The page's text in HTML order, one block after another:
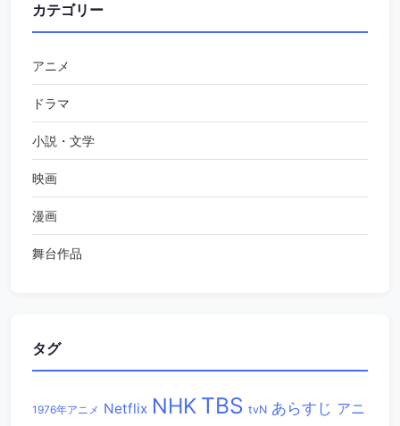
カテゴリー
アニメ
ドラマ
小説・文学
映画
漫画
舞台作品
タグ
1976年アニメ Netflix NHK TBS tvN あらすじ アニ